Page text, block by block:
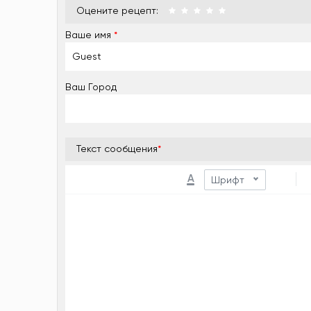
Оцените рецепт:
Ваше имя*
Ваш Город
Текст сообщения*
A Шрифт